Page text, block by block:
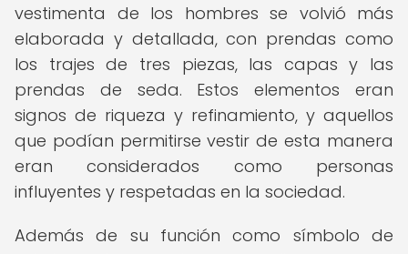
vestimenta de los hombres se volvió más
elaborada y detallada, con prendas como
los trajes de tres piezas, las capas y las
prendas de seda. Estos elementos eran
signos de riqueza y refinamiento, y aquellos
que podían permitirse vestir de esta manera
eran considerados como personas
influyentes y respetadas en la sociedad.
Además de su función como símbolo de